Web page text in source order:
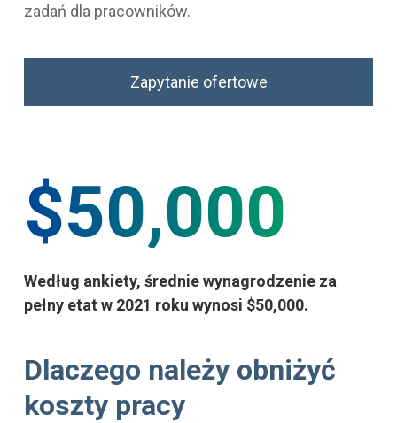
zadań dla pracowników.
Zapytanie ofertowe
Dlaczego należy obniżyć
koszty pracy
$50,000
Według ankiety, średnie wynagrodzenie za
pełny etat w 2021 roku wynosi $50,000.